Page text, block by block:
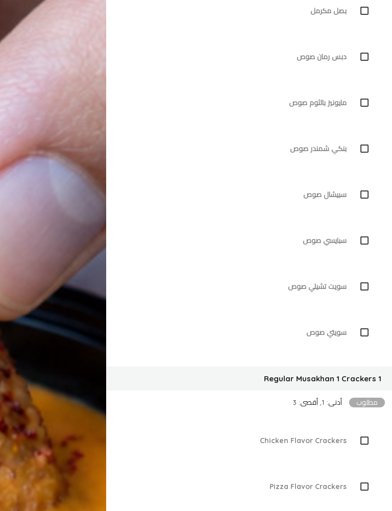
بصل مكرمل
دبس رمان صوص
مايونيز بالثوم صوص
بنكي شمندر صوص
سبيشال صوص
سبايسي صوص
سويت تشيلي صوص
سويتي صوص
1 Regular Musakhan 1 Crackers
مطلوب أدنى: 1, أقصى: 3
Chicken Flavor Crackers
Pizza Flavor Crackers